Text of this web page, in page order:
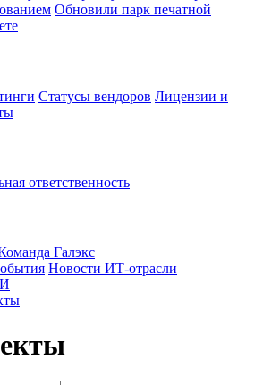
Обновили парк печатной
Статусы вендоров Лицензии и
ответственность
Галэкс
Новости ИТ-отрасли